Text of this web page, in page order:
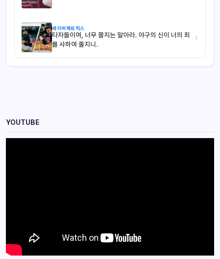
세이버메트릭스
타자들이여, 너무 쫄지는 말아라. 야구의 신이 너의 죄
를 사하여 줄지니.
›
YOUTUBE